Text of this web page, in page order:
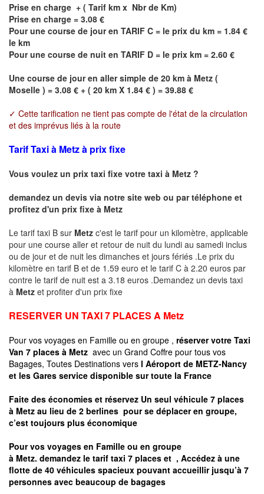
Prise en charge + ( Tarif km x Nbr de Km)
Prise en charge = 3.08 €
Pour une course de jour en TARIF C = le prix du km = 1.84 €
le km
Pour une course de nuit en TARIF D = le prix km = 2.60 €
Une course de jour en aller simple de 20 km à Metz (
Moselle ) = 3.08 € + ( 20 km X 1.84 € ) = 39.88 €
✓ Cette tarification ne tient pas compte de l'état de la circulation
et des imprévus liés à la route
Tarif Taxi à Metz à prix fixe
Vous voulez un prix taxi fixe votre taxi à Metz ?
demandez un devis via notre site web ou par téléphone et
profitez d'un prix fixe à Metz
Le tarif taxi B sur Metz c'est le tarif pour un kilomètre, applicable
pour une course aller et retour de nuit du lundi au samedi inclus
ou de jour et de nuit les dimanches et jours fériés .Le prix du
kilomètre en tarif B et de 1.59 euro et le tarif C à 2.20 euros par
contre le tarif de nuit est a 3.18 euros .Demandez un devis taxi
à Metz et profiter d'un prix fixe
RESERVER UN TAXI 7 PLACES A Metz
Pour vos voyages en Famille ou en groupe , réserver votre Taxi
Van 7 places à Metz avec un Grand Coffre pour tous vos
Bagages, Toutes Destinations vers l Aéroport de METZ-Nancy
et les Gares service disponible sur toute la France
Faite des économies et réservez Un seul véhicule 7 places
à Metz au lieu de 2 berlines pour se déplacer en groupe,
c’est toujours plus économique
Pour vos voyages en Famille ou en groupe
à Metz. demandez le tarif taxi 7 places et , Accédez à une
flotte de 40 véhicules spacieux pouvant accueillir jusqu’à 7
personnes avec beaucoup de bagages